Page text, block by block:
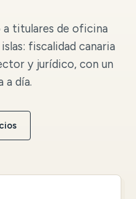
a titulares de oficina
fiscalidad canaria
y jurídico, con un
a día.